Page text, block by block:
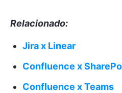
Relacionado:
Jira x Linear
Confluence x
Confluence x Teams